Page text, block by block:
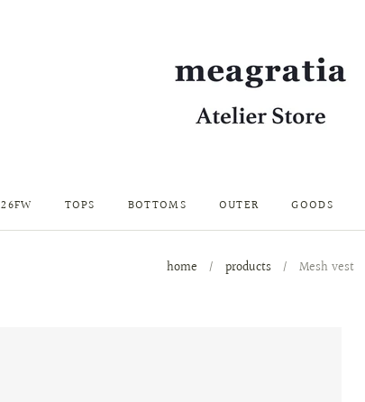
26FW TOPS BOTTOMS OUTER GOODS
home / products / Mesh vest